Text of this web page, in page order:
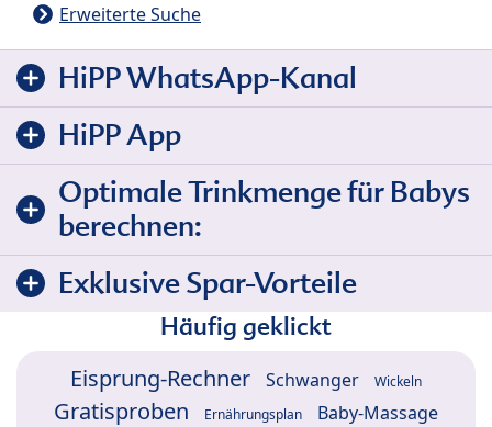
Erweiterte Suche
HiPP WhatsApp-Kanal
HiPP App
Optimale Trinkmenge für Babys
berechnen:
Exklusive Spar-Vorteile
Häufig geklickt
Eisprung-Rechner Schwanger Wickeln
Gratisproben Ernährungsplan Baby-Massage